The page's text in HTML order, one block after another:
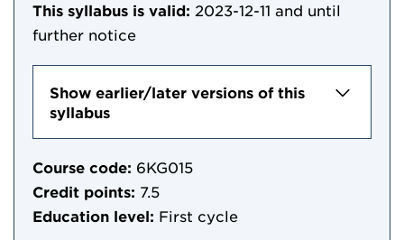
This syllabus is valid: 2023-12-11 and until
further notice
Show earlier/later versions of this
syllabus
Course code: 6KG015
Credit points: 7.5
Education level: First cycle